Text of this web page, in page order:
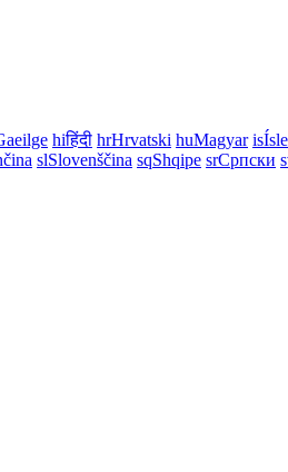
hiहिंदी hrHrvatski huMagyar is
slSlovenščina sqShqipe srСрпски